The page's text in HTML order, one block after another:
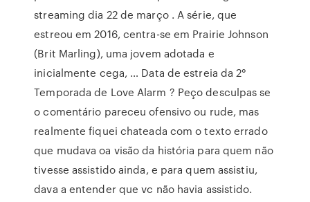
streaming dia 22 de março . A série, que
estreou em 2016, centra-se em Prairie Johnson
(Brit Marling), uma jovem adotada e
inicialmente cega, … Data de estreia da 2°
Temporada de Love Alarm ? Peço desculpas se
o comentário pareceu ofensivo ou rude, mas
realmente fiquei chateada com o texto errado
que mudava oa visão da história para quem não
tivesse assistido ainda, e para quem assistiu,
dava a entender que vc não havia assistido.